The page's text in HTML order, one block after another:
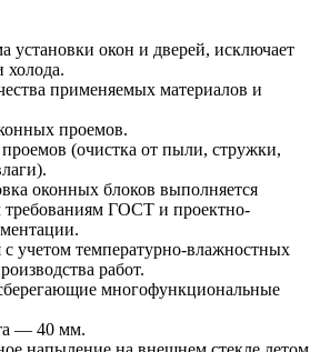
установки окон и дверей, исключает
холода.
применяемых материалов и
проемов.
(очистка от пыли, стружки,
оконных блоков выполняется
требованиям ГОСТ и проектно-
учетом температурно-влажностных
работ.
многофункциональные
— 40 мм.